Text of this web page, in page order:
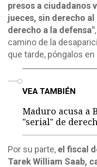
presos a ciudadanos
jueces, sin derecho
derecho a la defensa"
camino de la
que tarde, póngalos
VEA TAMBIÉN
Maduro acusa a
"serial" de
Por su parte, el fiscal
Tarek William Saab,